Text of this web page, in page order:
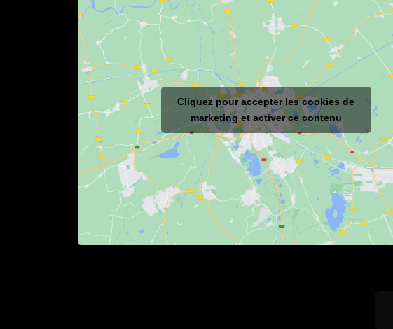
Cliquez pour accepter les cookies de
marketing et activer ce contenu